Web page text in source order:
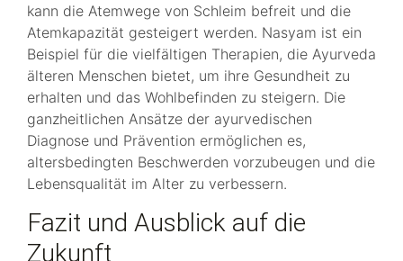
kann die Atemwege von Schleim befreit und die
Atemkapazität gesteigert werden. Nasyam ist ein
Beispiel für die vielfältigen Therapien, die Ayurveda
älteren Menschen bietet, um ihre Gesundheit zu
erhalten und das Wohlbefinden zu steigern. Die
ganzheitlichen Ansätze der ayurvedischen
Diagnose und Prävention ermöglichen es,
altersbedingten Beschwerden vorzubeugen und die
Lebensqualität im Alter zu verbessern.
Fazit und Ausblick auf die
Zukunft